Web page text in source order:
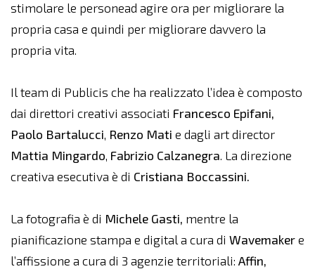
stimolare le personead agire ora per migliorare la
propria casa e quindi per migliorare davvero la
propria vita.
Il team di Publicis che ha realizzato l’idea è composto
dai direttori creativi associati Francesco Epifani,
Paolo Bartalucci, Renzo Mati e dagli art director
Mattia Mingardo, Fabrizio Calzanegra. La direzione
creativa esecutiva è di Cristiana Boccassini.
La fotografia è di Michele Gasti, mentre la
pianificazione stampa e digital a cura di Wavemakere
l’affissione a cura di 3 agenzie territoriali: Affin,